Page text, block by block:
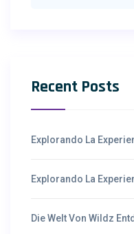
Recent Posts
Explorando La
Explorando La
Die Welt Von Wildz